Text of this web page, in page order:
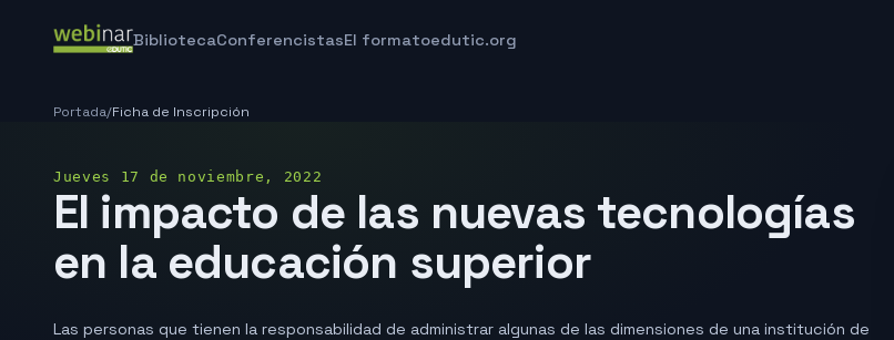
BibliotecaConferencistasEl formatoedutic.org
Portada/Ficha de Inscripción
Jueves 17 de noviembre, 2022
El impacto de las nuevas tecnologías
en la educación superior
Las personas que tienen la responsabilidad de administrar algunas de las dimensiones de una institución de